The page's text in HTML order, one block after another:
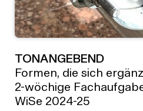
TONANGEBEND
Formen, die sich
2-wöchige
WiSe 2024-25